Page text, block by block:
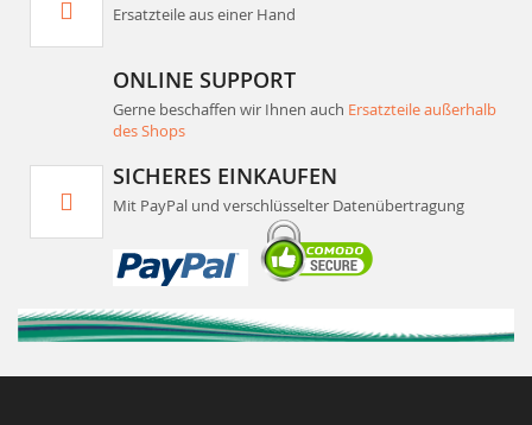
Ersatzteile aus einer Hand
ONLINE SUPPORT
Gerne beschaffen wir Ihnen auch Ersatzteile außerhalb
des Shops
SICHERES EINKAUFEN
Mit PayPal und verschlüsselter Datenübertragung